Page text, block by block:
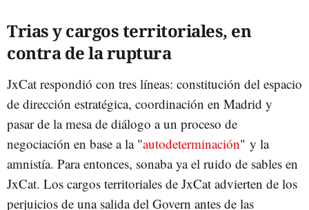
Trias y cargos territoriales, en
contra de la ruptura
JxCat respondió con tres líneas: constitución del espacio
de dirección estratégica, coordinación en Madrid y
pasar de la mesa de diálogo a un proceso de
negociación en base a la "autodeterminación" y la
amnistía. Para entonces, sonaba ya el ruido de sables en
JxCat. Los cargos territoriales de JxCat advierten de los
perjuicios de una salida del Govern antes de las